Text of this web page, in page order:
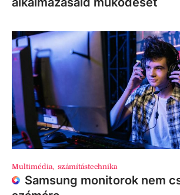
Multimédia, számítástechnika
Samsung monitorok nem